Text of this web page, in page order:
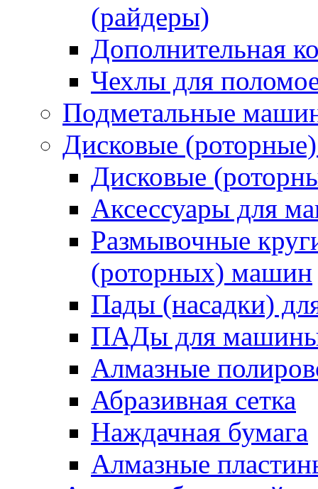
(райдеры)
Дополнительная
Чехлы для
Подметальные
Дисковые
Дисковые
Аксессуары для
Размывочные
(роторных) машин
Пады (насадки)
ПАДы для
Алмазные
Абразивная сетка
Наждачная бумага
Алмазные